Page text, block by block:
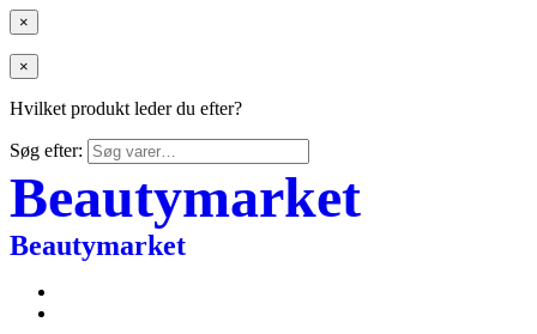
×
×
Hvilket produkt leder du efter?
Søg efter:
Beautymarket
Beautymarket